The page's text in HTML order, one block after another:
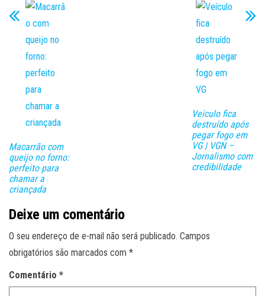
Macarrão com
queijo no forno:
perfeito para
chamar a
criançada
Veículo fica
destruído após
pegar fogo em
VG | VGN –
Jornalismo com
credibilidade
Deixe um comentário
O seu endereço de e-mail não será publicado. Campos
obrigatórios são marcados com *
Comentário *